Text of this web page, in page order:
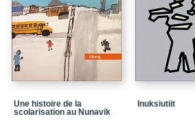
Une histoire de la
scolarisation au Nunavik
Inuksiutiit